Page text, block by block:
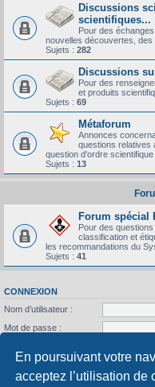
En poursuivant votre
acceptez l’utilisation de
Discussions
scientifiques...
Pour des
nouvelles découvertes, des
Sujets : 282
Discussions
Pour des
et produits
Sujets : 69
Métaforum
Annonces
questions relatives
question d'ordre scientifique
Sujets : 13
Forum spécial
Pour des
classification et
les recommandations du
Sujets : 41
CONNEXION
Nom d’utilisateur :
Mot de passe :
STATISTIQUES